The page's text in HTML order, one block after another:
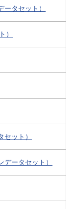
タセット）
）
ット）
ータセット）